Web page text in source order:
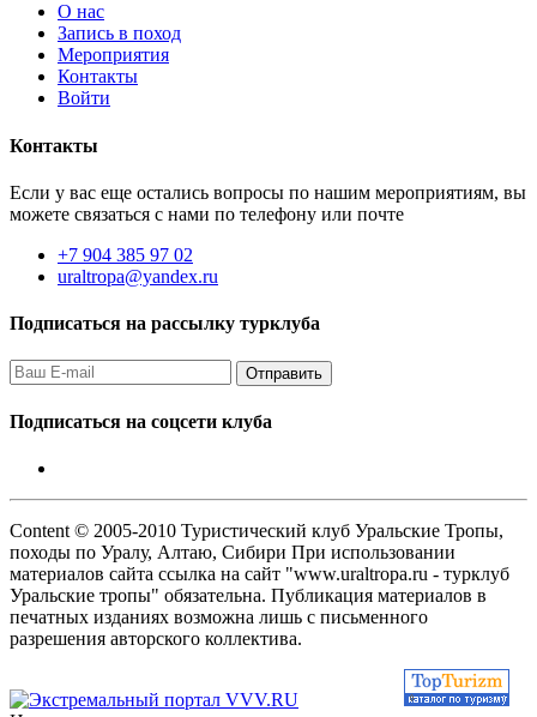
О нас
Запись в поход
Мероприятия
Контакты
Войти
Контакты
Если у вас еще остались вопросы по нашим мероприятиям, вы
можете связаться с нами по телефону или почте
+7 904 385 97 02
uraltropa@yandex.ru
Подписаться на рассылку турклуба
Подписаться на соцсети клуба
Content © 2005-2010 Туристический клуб Уральские Тропы,
походы по Уралу, Алтаю, Сибири При использовании
материалов сайта ссылка на сайт "www.uraltropa.ru - турклуб
Уральские тропы" обязательна. Публикация материалов в
печатных изданиях возможна лишь с письменного
разрешения авторского коллектива.